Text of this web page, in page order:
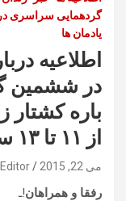
گردهمایی سراسری
یادمان ها
اطلاعیه
در ششمین
باره کشتار
از ١١ تا ١٣ سپتامبر ٢٠١٥ – برلین
می 22, 2015 Editor
رفقا و همراهان!ـ